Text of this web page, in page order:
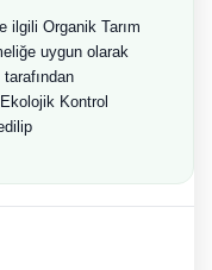
ilgili Organik Tarım
uygun olarak
Kontrol